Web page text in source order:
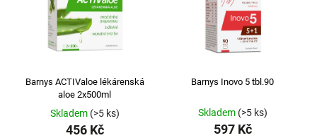
Abecedně
Barnys ACTIValoe lékárenská
aloe 2x500ml
Skladem (>5 ks)
456 Kč
Barnys Inovo 5 tbl.90
Skladem (>5 ks)
597 Kč